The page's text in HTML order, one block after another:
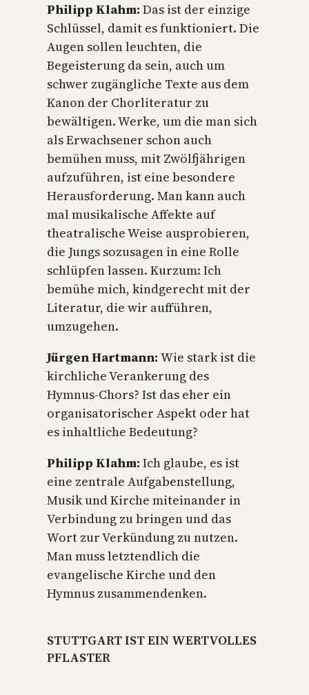
Philipp Klahm: Das ist der einzige
Schlüssel, damit es funktioniert. Die
Augen sollen leuchten, die
Begeisterung da sein, auch um
schwer zugängliche Texte aus dem
Kanon der Chorliteratur zu
bewältigen. Werke, um die man sich
als Erwachsener schon auch
bemühen muss, mit Zwölfjährigen
aufzuführen, ist eine besondere
Herausforderung. Man kann auch
mal musikalische Affekte auf
theatralische Weise ausprobieren,
die Jungs sozusagen in eine Rolle
schlüpfen lassen. Kurzum: Ich
bemühe mich, kindgerecht mit der
Literatur, die wir aufführen,
umzugehen.
Jürgen Hartmann: Wie stark ist die
kirchliche Verankerung des
Hymnus-Chors? Ist das eher ein
organisatorischer Aspekt oder hat
es inhaltliche Bedeutung?
Philipp Klahm: Ich glaube, es ist
eine zentrale Aufgabenstellung,
Musik und Kirche miteinander in
Verbindung zu bringen und das
Wort zur Verkündung zu nutzen.
Man muss letztendlich die
evangelische Kirche und den
Hymnus zusammendenken.
STUTTGART IST EIN WERTVOLLES
PFLASTER